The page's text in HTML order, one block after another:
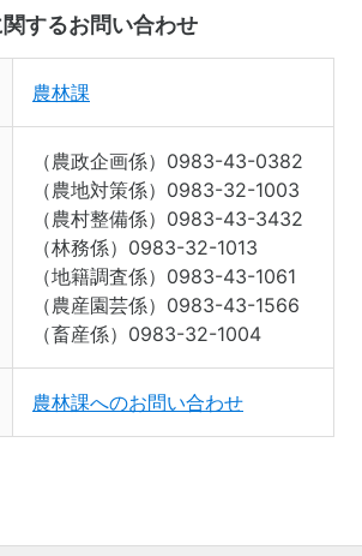
するお問い合わせ
農林課
（農政企画係）0983-43-0382
（農地対策係）0983-32-1003
（農村整備係）0983-43-3432
（林務係）0983-32-1013
（地籍調査係）0983-43-1061
（農産園芸係）0983-43-1566
（畜産係）0983-32-1004
農林課へのお問い合わせ